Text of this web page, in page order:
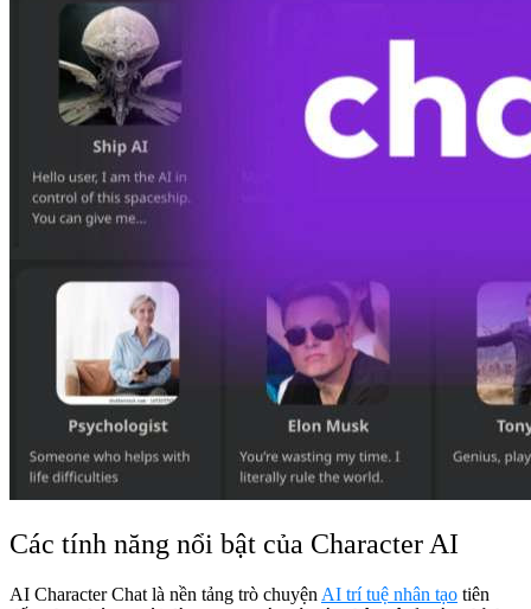
Các tính năng nổi bật của Character AI
AI Character Chat là nền tảng trò chuyện AI trí tuệ nhân tạo tiên